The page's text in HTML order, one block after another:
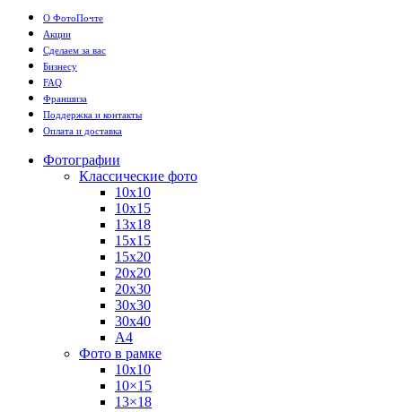
О ФотоПочте
Акции
Сделаем за вас
Бизнесу
FAQ
Франшиза
Поддержка и контакты
Оплата и доставка
Фотографии
Классические фото
10х10
10х15
13х18
15х15
15х20
20х20
20х30
30х30
30х40
А4
Фото в рамке
10х10
10×15
13×18